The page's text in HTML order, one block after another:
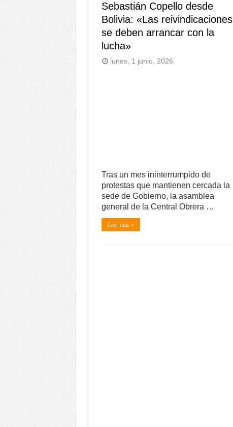
Sebastián Copello desde
Bolivia: «Las reivindicaciones
se deben arrancar con la
lucha»
lunes, 1 junio, 2026
Tras un mes ininterrumpido de
protestas que mantienen cercada la
sede de Gobierno, la asamblea
general de la Central Obrera …
Leer más »